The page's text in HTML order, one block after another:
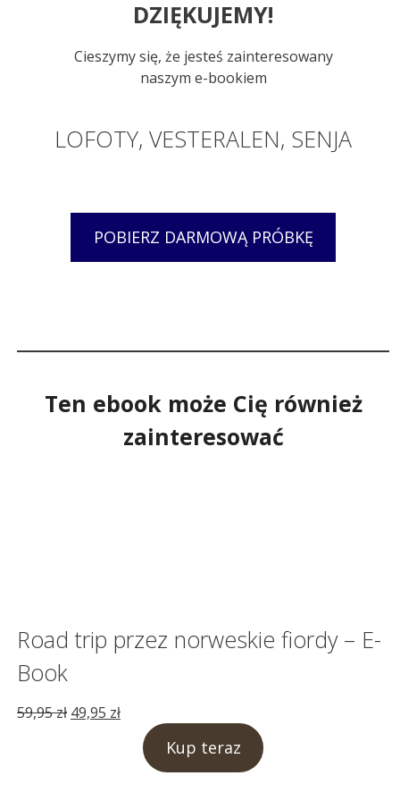
DZIĘKUJEMY!
Cieszymy się, że jesteś zainteresowany
naszym e-bookiem
LOFOTY, VESTERALEN, SENJA
POBIERZ DARMOWĄ PRÓBKĘ
Ten ebook może Cię również
zainteresować
Road trip przez norweskie fiordy – E-
Book
59,95zł Pierwotna
49,95 złAktualna
cena
wynosi:
49,95 zł.
Kup teraz